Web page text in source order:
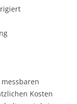
Kosten